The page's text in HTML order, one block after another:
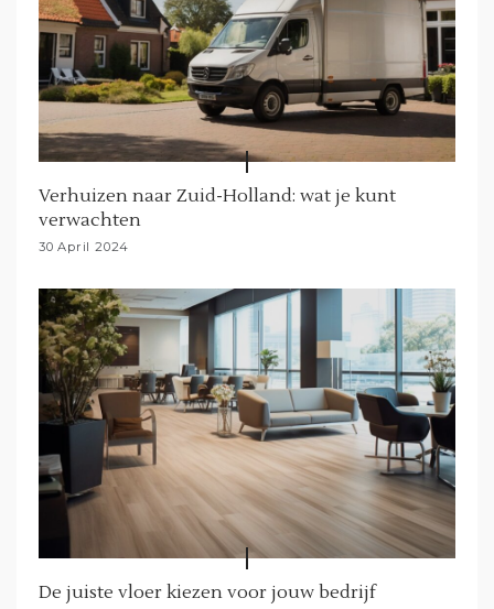
Verhuizen naar Zuid-Holland: wat je kunt
verwachten
30 April 2024
De juiste vloer kiezen voor jouw bedrijf